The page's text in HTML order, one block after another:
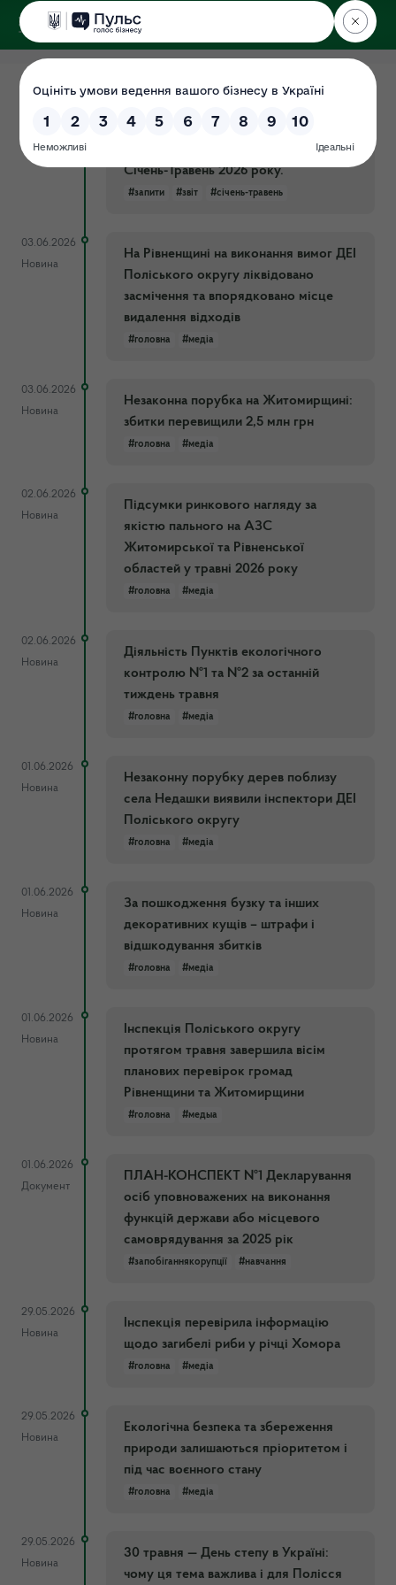
ДЕРЖЕКОІНСПЕКЦІЯ
Поліського округу
04.06.2026
Документ
інформацію у Державній екологічній
Січень-Травень 2026 року.
#запити #звіт #січень-травень
03.06.2026
Новина
На Рівненщині на виконання вимог ДЕІ
Поліського округу ліквідовано
засмічення та впорядковано місце
видалення відходів
#головна #медіа
03.06.2026
Новина
Незаконна порубка на Житомирщині:
збитки перевищили 2,5 млн грн
#головна #медіа
02.06.2026
Новина
Підсумки ринкового нагляду за
якістю пального на АЗС
Житомирської та Рівненської
областей у травні 2026 року
#головна #медіа
02.06.2026
Новина
Діяльність Пунктів екологічного
контролю №1 та №2 за останній
тиждень травня
#головна #медіа
01.06.2026
Новина
Незаконну порубку дерев поблизу
села Недашки виявили інспектори ДЕІ
Поліського округу
#головна #медіа
01.06.2026
Новина
За пошкодження бузку та інших
декоративних кущів – штрафи і
відшкодування збитків
#головна #медіа
01.06.2026
Новина
Інспекція Поліського округу
протягом травня завершила вісім
планових перевірок громад
Рівненщини та Житомирщини
#головна #медыа
01.06.2026
Документ
ПЛАН-КОНСПЕКТ №1 Декларування
осіб уповноважених на виконання
функцій держави або місцевого
самоврядування за 2025 рік
#запобіганнякорупції #навчання
29.05.2026
Новина
Інспекція перевірила інформацію
щодо загибелі риби у річці Хомора
#головна #медіа
29.05.2026
Новина
Екологічна безпека та збереження
природи залишаються пріоритетом і
під час воєнного стану
#головна #медіа
29.05.2026
Новина
30 травня — День степу в Україні:
чому ця тема важлива і для Полісся